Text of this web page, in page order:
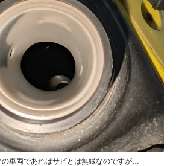
の車両であればサビとは無縁なのですが…